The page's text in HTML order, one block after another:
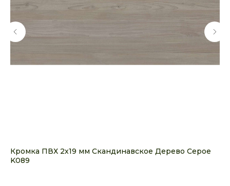
Кромка ПВХ 2х19 мм Скандинавское Дерево Серое
K089